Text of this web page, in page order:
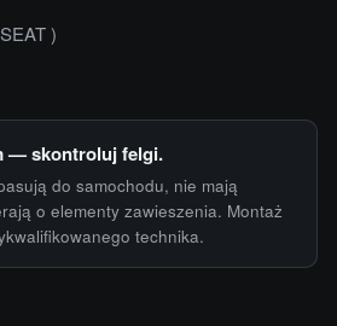
)
— skontroluj felgi.
do samochodu, nie mają
o elementy zawieszenia. Montaż
technika.